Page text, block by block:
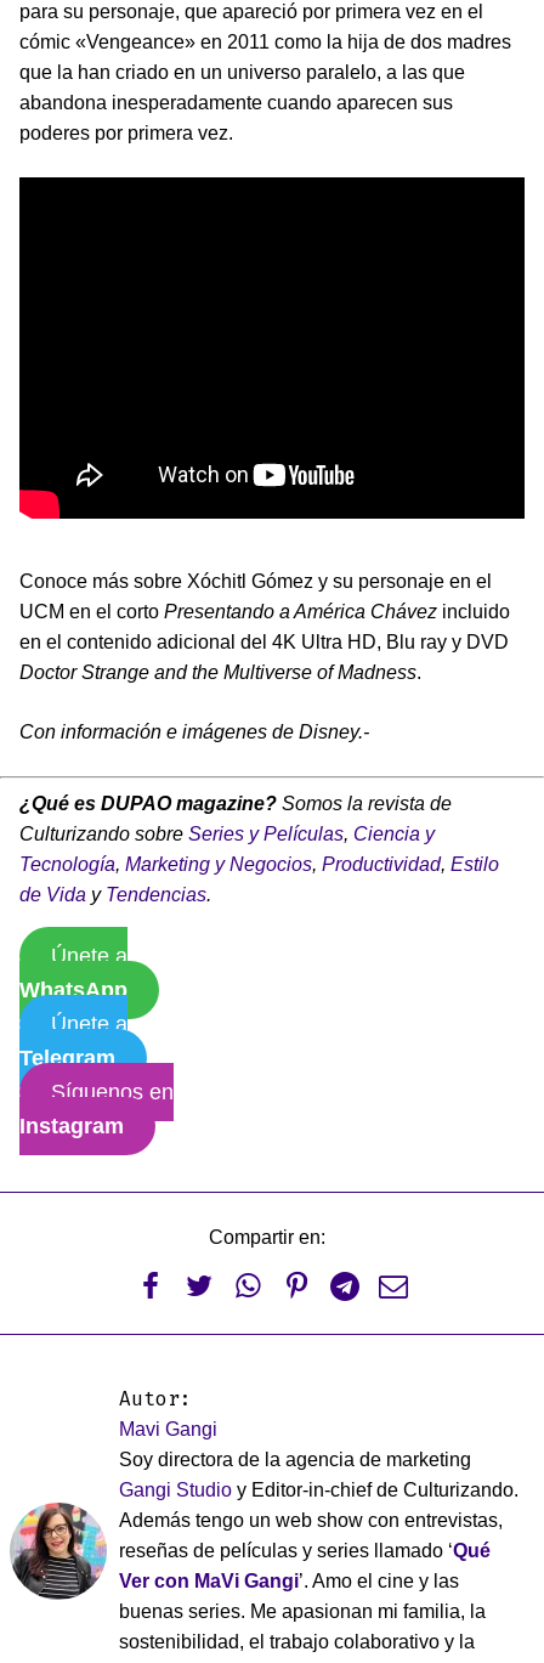
para su personaje, que apareció por primera vez en el
cómic «Vengeance» en 2011 como la hija de dos madres
que la han criado en un universo paralelo, a las que
abandona inesperadamente cuando aparecen sus
poderes por primera vez.
Conoce más sobre Xóchitl Gómez y su personaje en el
UCM en el corto Presentando a América Chávez incluido
en el contenido adicional del 4K Ultra HD, Blu ray y DVD
Doctor Strange and the Multiverse of Madness.
Con información e imágenes de Disney.-
¿Qué es DUPAO magazine? Somos la revista de
Culturizando sobre Series y Películas, Ciencia y
Tecnología, Marketing y Negocios, Productividad, Estilo
de Vida y Tendencias.
Únete a
WhatsApp
Únete a
Telegram
Síguenos en
Instagram
Compartir en:
     
Autor:
Mavi Gangi
Soy directora de la agencia de marketing
Gangi Studio y Editor-in-chief de Culturizando.
Además tengo un web show con entrevistas,
reseñas de películas y series llamado ‘Qué
Ver con MaVi Gangi’. Amo el cine y las
buenas series. Me apasionan mi familia, la
sostenibilidad, el trabajo colaborativo y la